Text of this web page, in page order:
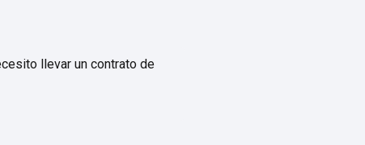
llevar un contrato de